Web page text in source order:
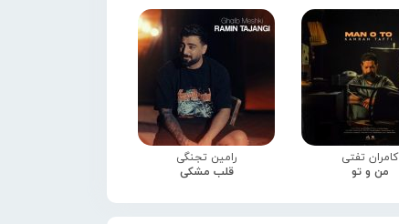
کامران تفتی
من و تو
رامین تجنگی
قلب مشکی